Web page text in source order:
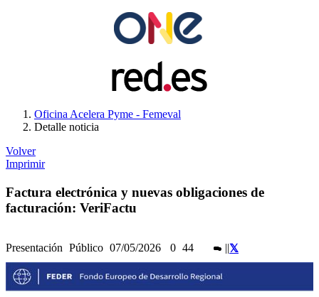
Oficina Acelera Pyme - Femeval
Detalle noticia
Volver
Imprimir
Factura electrónica y nuevas obligaciones de
facturación: VeriFactu
Presentación Público 07/05/2026 0 44 ||